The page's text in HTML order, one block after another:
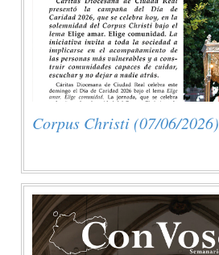
Corpus Christi (07/06/2026)